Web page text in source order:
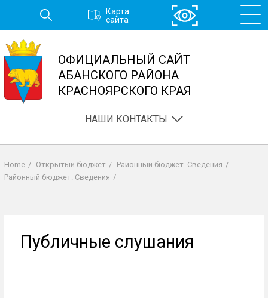
основному
содержанию
Карта
сайта
ОФИЦИАЛЬНЫЙ САЙТ
АБАНСКОГО РАЙОНА
КРАСНОЯРСКОГО КРАЯ
НАШИ КОНТАКТЫ
Строка
Home / Открытый бюджет / Районный бюджет. Сведения /
Районный бюджет. Сведения /
Публичные слушания